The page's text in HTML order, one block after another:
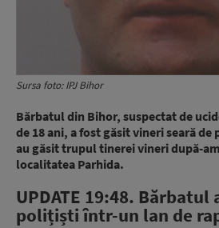
Sursa foto: IPJ Bihor
Bărbatul din Bihor, suspectat de
de 18 ani, a fost găsit vineri seară
au găsit trupul tinerei vineri după-
localitatea Parhida.
UPDATE 19:48. Bărbatul
polițiști într-un lan de